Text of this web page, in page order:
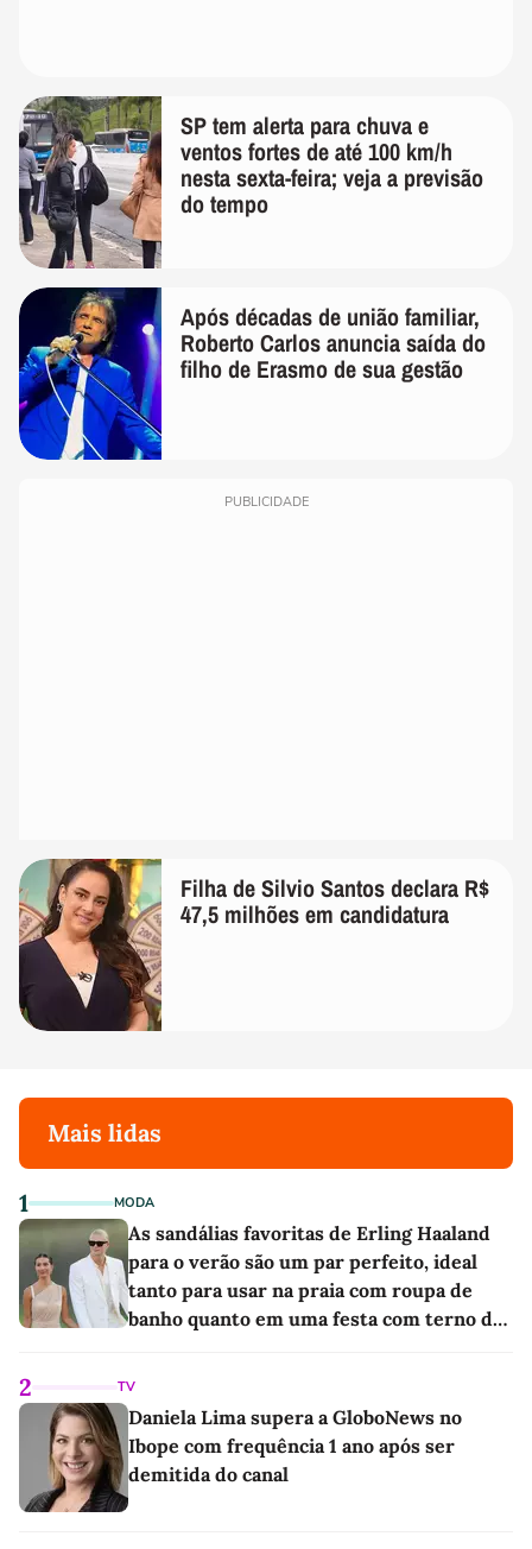
SP tem alerta para chuva e
ventos fortes de até 100 km/h
nesta sexta-feira; veja a previsão
do tempo
Após décadas de união familiar,
Roberto Carlos anuncia saída do
filho de Erasmo de sua gestão
PUBLICIDADE
Filha de Silvio Santos declara R$
47,5 milhões em candidatura
Mais lidas
1 MODA
As sandálias favoritas de Erling Haaland
para o verão são um par perfeito, ideal
tanto para usar na praia com roupa de
banho quanto em uma festa com terno de
2 TV
Daniela Lima supera a GloboNews no
Ibope com frequência 1 ano após ser
demitida do canal